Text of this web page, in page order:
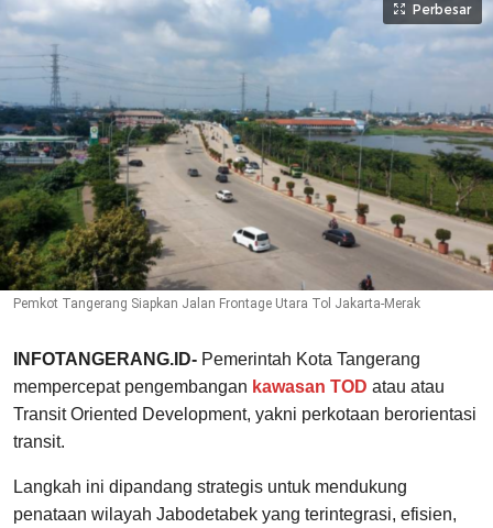
Perbesar
Pemkot Tangerang Siapkan Jalan Frontage Utara Tol Jakarta-Merak
INFOTANGERANG.ID- Pemerintah Kota Tangerang
mempercepat pengembangan kawasan TOD atau atau
Transit Oriented Development, yakni perkotaan berorientasi
transit.
Langkah ini dipandang strategis untuk mendukung
penataan wilayah Jabodetabek yang terintegrasi, efisien,